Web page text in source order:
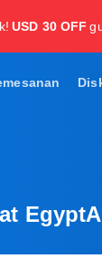
USD 30 OFF